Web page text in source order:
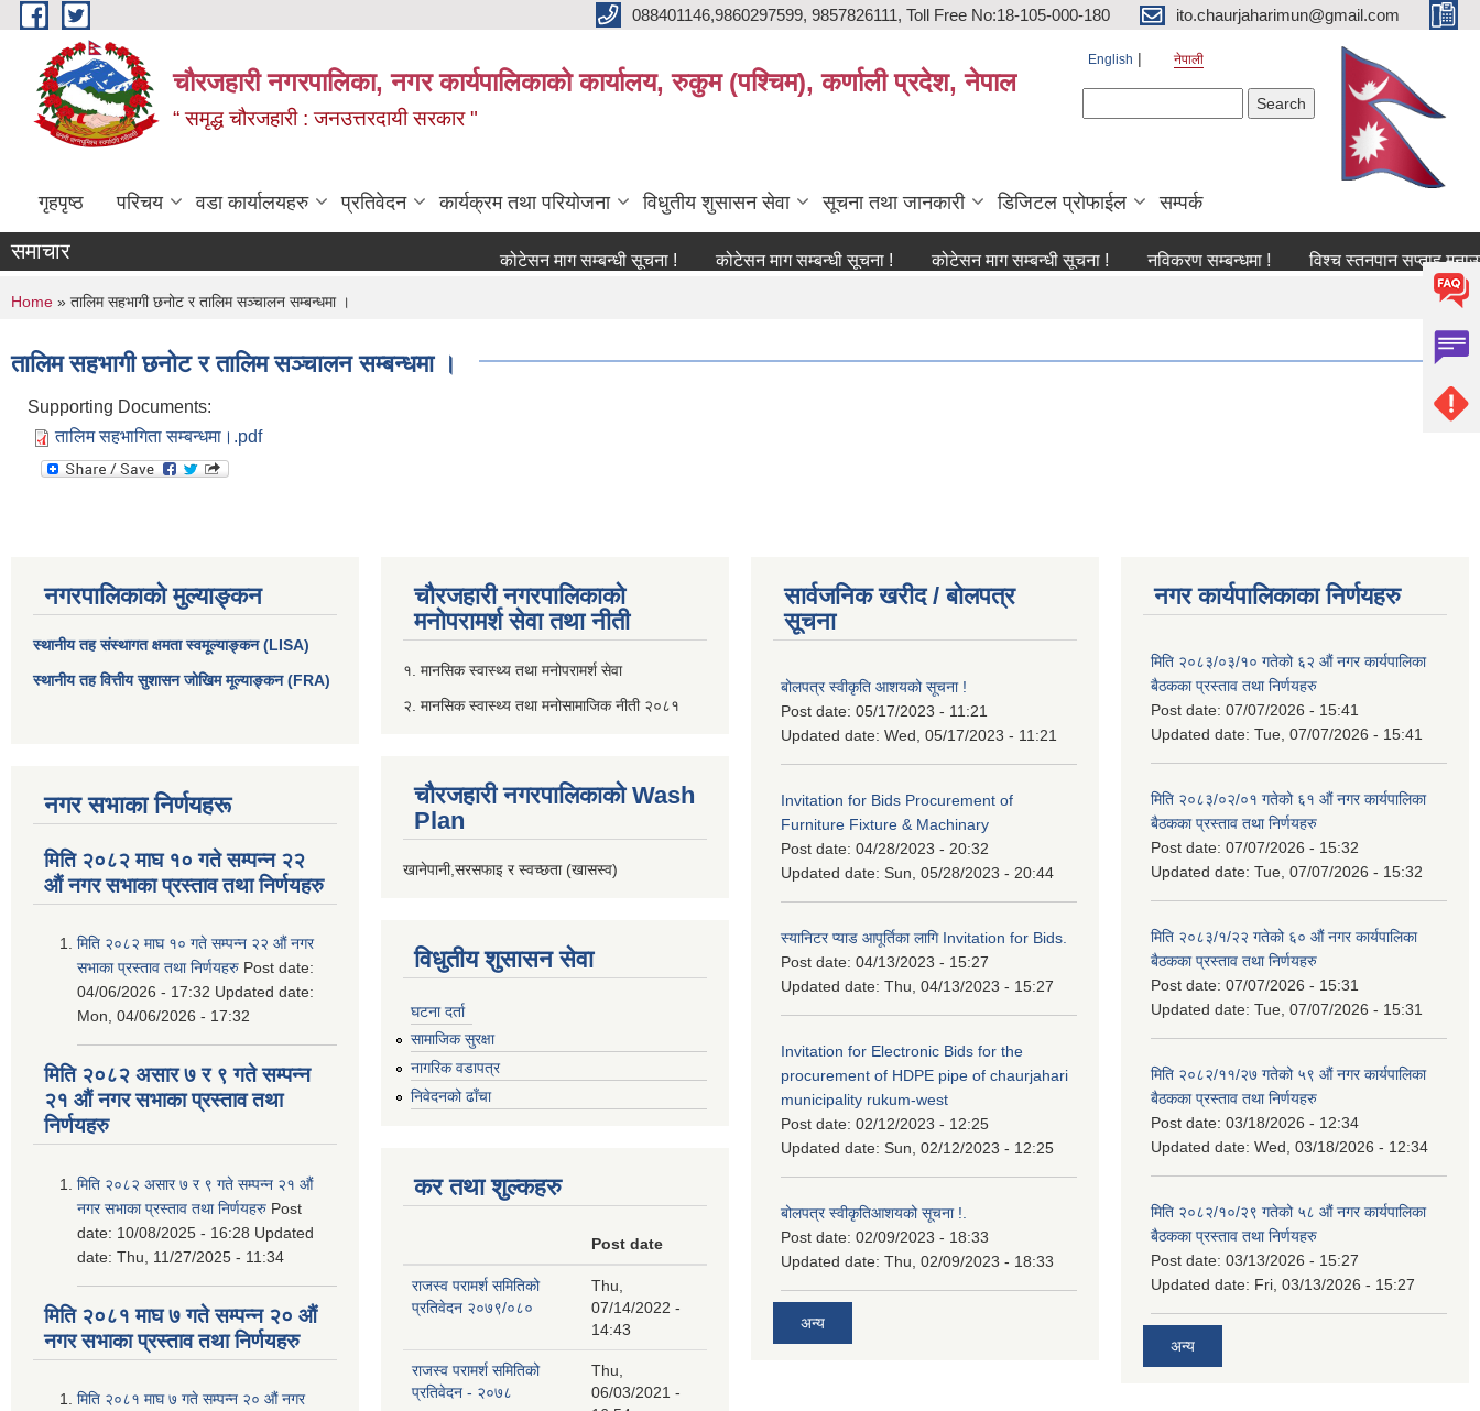
Skip to main content 088401146,9860297599, 9857826111, Toll Free No:18-105-000-180 ito.chaurjaharimun@gmail.com
चौरजहारी नगरपालिका, नगर कार्यपालिकाको कार्यालय, रुकुम (पश्चिम), कर्णाली प्रदेश, नेपाल
“ समृद्ध चौरजहारी : जनउत्तरदायी सरकार "
English नेपाली
गृहपृष्ठ परिचय वडा कार्यालयहरु प्रतिवेदन कार्यक्रम तथा परियोजना विधुतीय शुसासन सेवा सूचना तथा जानकारी डिजिटल प्रोफाईल सम्पर्क
समाचार कोटेसन माग सम्बन्धी सूचना ! कोटेसन माग सम्बन्धी सूचना ! कोटेसन माग सम्बन्धी सूचना ! नविकरण सम्बन्धमा ! विश्च स्तनपान सप्ताह मनाउने
You are here
Home » तालिम सहभागी छनोट र तालिम सञ्चालन सम्बन्धमा ।
तालिम सहभागी छनोट र तालिम सञ्चालन सम्बन्धमा ।
Supporting Documents:
तालिम सहभागिता सम्बन्धमा।.pdf
नगरपालिकाको मुल्याङ्कन
स्थानीय तह संस्थागत क्षमता स्वमूल्याङ्कन (LISA)
स्थानीय तह वित्तीय सुशासन जोखिम मूल्याङ्कन (FRA)
नगर सभाका निर्णयहरू
मिति २०८२ माघ १० गते सम्पन्न २२
औं नगर सभाका प्रस्ताव तथा निर्णयहरु
मिति २०८२ माघ १० गते सम्पन्न २२ औं नगर
सभाका प्रस्ताव तथा निर्णयहरु Post date:
04/06/2026 - 17:32 Updated date:
Mon, 04/06/2026 - 17:32
मिति २०८२ असार ७ र ९ गते सम्पन्न
२१ औं नगर सभाका प्रस्ताव तथा
निर्णयहरु
मिति २०८२ असार ७ र ९ गते सम्पन्न २१ औं
नगर सभाका प्रस्ताव तथा निर्णयहरु Post
date: 10/08/2025 - 16:28 Updated
date: Thu, 11/27/2025 - 11:34
मिति २०८१ माघ ७ गते सम्पन्न २० औं
नगर सभाका प्रस्ताव तथा निर्णयहरु
मिति २०८१ माघ ७ गते सम्पन्न २० औं नगर
चौरजहारी नगरपालिकाको
मनोपरामर्श सेवा तथा नीती
१. मानसिक स्वास्थ्य तथा मनोपरामर्श सेवा
२. मानसिक स्वास्थ्य तथा मनोसामाजिक नीती २०८१
चौरजहारी नगरपालिकाको Wash
Plan
खानेपानी,सरसफाइ र स्वच्छता (खासस्व)
विधुतीय शुसासन सेवा
घटना दर्ता
सामाजिक सुरक्षा
नागरिक वडापत्र
निवेदनको ढाँचा
कर तथा शुल्कहरु
Post date
राजस्व परामर्श समितिको
प्रतिवेदन २०७९/०८०
Thu,
07/14/2022 -
14:43
राजस्व परामर्श समितिको
प्रतिवेदन - २०७८
Thu,
06/03/2021 -
सार्वजनिक खरीद / बोलपत्र
सूचना
बोलपत्र स्वीकृति आशयको सूचना !
Post date: 05/17/2023 - 11:21
Updated date: Wed, 05/17/2023 - 11:21
Invitation for Bids Procurement of
Furniture Fixture & Machinary
Post date: 04/28/2023 - 20:32
Updated date: Sun, 05/28/2023 - 20:44
स्यानिटर प्याड आपूर्तिका लागि Invitation for Bids.
Post date: 04/13/2023 - 15:27
Updated date: Thu, 04/13/2023 - 15:27
Invitation for Electronic Bids for the
procurement of HDPE pipe of chaurjahari
municipality rukum-west
Post date: 02/12/2023 - 12:25
Updated date: Sun, 02/12/2023 - 12:25
बोलपत्र स्वीकृतिआशयको सूचना !.
Post date: 02/09/2023 - 18:33
Updated date: Thu, 02/09/2023 - 18:33
अन्य
नगर कार्यपालिकाका निर्णयहरु
मिति २०८३/०३/१० गतेको ६२ औं नगर कार्यपालिका
बैठकका प्रस्ताव तथा निर्णयहरु
Post date: 07/07/2026 - 15:41
Updated date: Tue, 07/07/2026 - 15:41
मिति २०८३/०२/०१ गतेको ६१ औं नगर कार्यपालिका
बैठकका प्रस्ताव तथा निर्णयहरु
Post date: 07/07/2026 - 15:32
Updated date: Tue, 07/07/2026 - 15:32
मिति २०८३/१/२२ गतेको ६० औं नगर कार्यपालिका
बैठकका प्रस्ताव तथा निर्णयहरु
Post date: 07/07/2026 - 15:31
Updated date: Tue, 07/07/2026 - 15:31
मिति २०८२/११/२७ गतेको ५९ औं नगर कार्यपालिका
बैठकका प्रस्ताव तथा निर्णयहरु
Post date: 03/18/2026 - 12:34
Updated date: Wed, 03/18/2026 - 12:34
मिति २०८२/१०/२९ गतेको ५८ औं नगर कार्यपालिका
बैठकका प्रस्ताव तथा निर्णयहरु
Post date: 03/13/2026 - 15:27
Updated date: Fri, 03/13/2026 - 15:27
अन्य